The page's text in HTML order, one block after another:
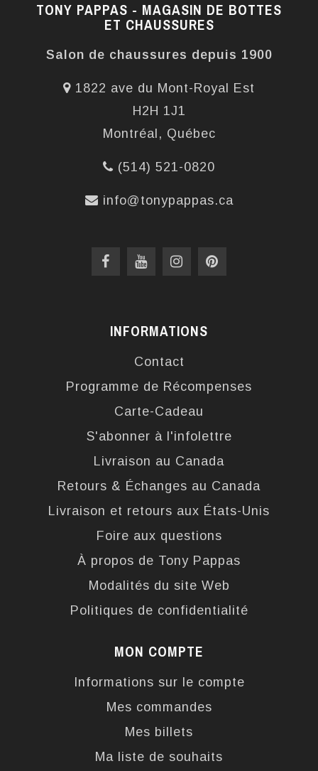
TONY PAPPAS - MAGASIN DE BOTTES
ET CHAUSSURES
Salon de chaussures depuis 1900
1822 ave du Mont-Royal Est
H2H 1J1
Montréal, Québec
(514) 521-0820
info@tonypappas.ca
INFORMATIONS
Contact
Programme de Récompenses
Carte-Cadeau
S'abonner à l'infolettre
Livraison au Canada
Retours & Échanges au Canada
Livraison et retours aux États-Unis
Foire aux questions
À propos de Tony Pappas
Modalités du site Web
Politiques de confidentialité
MON COMPTE
Informations sur le compte
Mes commandes
Mes billets
Ma liste de souhaits